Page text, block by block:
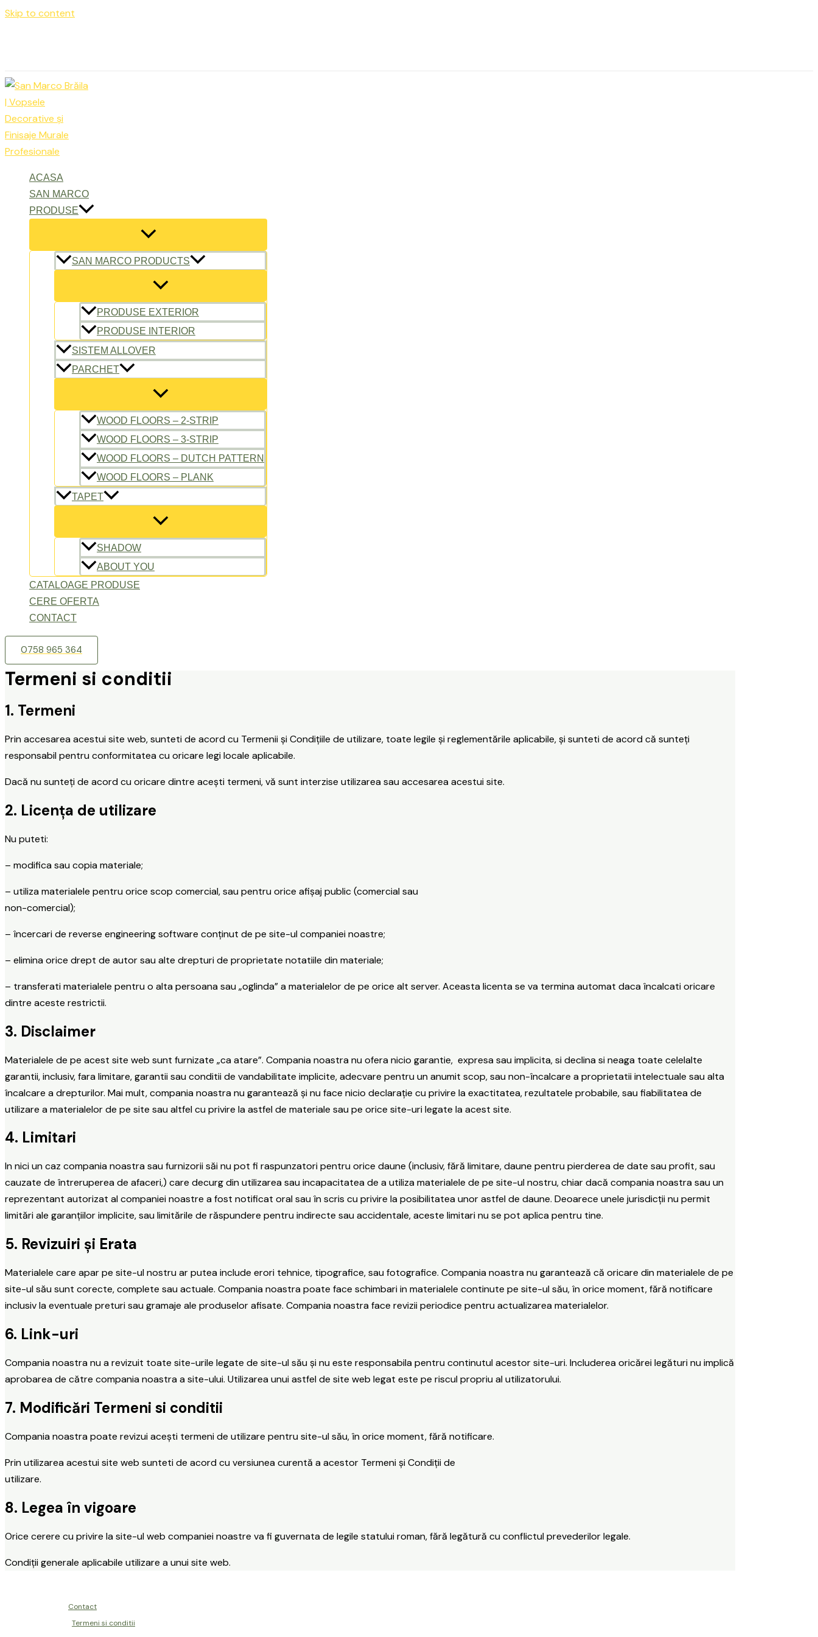
Skip to content
ACASA
SAN MARCO
PRODUSE
SAN MARCO PRODUCTS
PRODUSE EXTERIOR
PRODUSE INTERIOR
SISTEM ALLOVER
PARCHET
WOOD FLOORS – 2-STRIP
WOOD FLOORS – 3-STRIP
WOOD FLOORS – DUTCH PATTERN
WOOD FLOORS – PLANK
TAPET
SHADOW
ABOUT YOU
CATALOAGE PRODUSE
CERE OFERTA
CONTACT
0758 965 364
Termeni si conditii
1. Termeni
Prin accesarea acestui site web, sunteti de acord cu Termenii și Condițiile de utilizare, toate legile și reglementările aplicabile, și sunteti de acord că sunteți
responsabil pentru conformitatea cu oricare legi locale aplicabile.
Dacă nu sunteți de acord cu oricare dintre acești termeni, vă sunt interzise utilizarea sau accesarea acestui site.
2. Licența de utilizare
Nu puteti:
– modifica sau copia materiale;
– utiliza materialele pentru orice scop comercial, sau pentru orice afișaj public (comercial sau
non-comercial);
– încercari de reverse engineering software conținut de pe site-ul companiei noastre;
– elimina orice drept de autor sau alte drepturi de proprietate notatiile din materiale;
– transferati materialele pentru o alta persoana sau „oglinda” a materialelor de pe orice alt server. Aceasta licenta se va termina automat daca încalcati oricare
dintre aceste restrictii.
3. Disclaimer
Materialele de pe acest site web sunt furnizate „ca atare”. Compania noastra nu ofera nicio garantie, expresa sau implicita, si declina si neaga toate celelalte
garantii, inclusiv, fara limitare, garantii sau conditii de vandabilitate implicite, adecvare pentru un anumit scop, sau non-încalcare a proprietatii intelectuale sau alta
încalcare a drepturilor. Mai mult, compania noastra nu garantează și nu face nicio declarație cu privire la exactitatea, rezultatele probabile, sau fiabilitatea de
utilizare a materialelor de pe site sau altfel cu privire la astfel de materiale sau pe orice site-uri legate la acest site.
4. Limitari
In nici un caz compania noastra sau furnizorii săi nu pot fi raspunzatori pentru orice daune (inclusiv, fără limitare, daune pentru pierderea de date sau profit, sau
cauzate de întreruperea de afaceri,) care decurg din utilizarea sau incapacitatea de a utiliza materialele de pe site-ul nostru, chiar dacă compania noastra sau un
reprezentant autorizat al companiei noastre a fost notificat oral sau în scris cu privire la posibilitatea unor astfel de daune. Deoarece unele jurisdicții nu permit
limitări ale garanțiilor implicite, sau limitările de răspundere pentru indirecte sau accidentale, aceste limitari nu se pot aplica pentru tine.
5. Revizuiri și Erata
Materialele care apar pe site-ul nostru ar putea include erori tehnice, tipografice, sau fotografice. Compania noastra nu garantează că oricare din materialele de pe
site-ul său sunt corecte, complete sau actuale. Compania noastra poate face schimbari in materialele continute pe site-ul său, în orice moment, fără notificare
inclusiv la eventuale preturi sau gramaje ale produselor afisate. Compania noastra face revizii periodice pentru actualizarea materialelor.
6. Link-uri
Compania noastra nu a revizuit toate site-urile legate de site-ul său și nu este responsabila pentru continutul acestor site-uri. Includerea oricărei legături nu implică
aprobarea de către compania noastra a site-ului. Utilizarea unui astfel de site web legat este pe riscul propriu al utilizatorului.
7. Modificări Termeni si conditii
Compania noastra poate revizui acești termeni de utilizare pentru site-ul său, în orice moment, fără notificare.
Prin utilizarea acestui site web sunteti de acord cu versiunea curentă a acestor Termeni și Condiții de
utilizare.
8. Legea în vigoare
Orice cerere cu privire la site-ul web companiei noastre va fi guvernata de legile statului roman, fără legătură cu conflictul prevederilor legale.
Condiții generale aplicabile utilizare a unui site web.
Contact
Termeni si conditii